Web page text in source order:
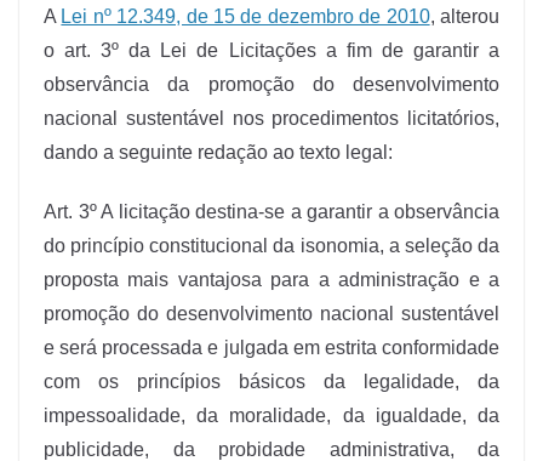
A Lei nº 12.349, de 15 de dezembro de 2010, alterou
o art. 3º da Lei de Licitações a fim de garantir a
observância da promoção do desenvolvimento
nacional sustentável nos procedimentos licitatórios,
dando a seguinte redação ao texto legal:
Art. 3º A licitação destina-se a garantir a observância
do princípio constitucional da isonomia, a seleção da
proposta mais vantajosa para a administração e a
promoção do desenvolvimento nacional sustentável
e será processada e julgada em estrita conformidade
com os princípios básicos da legalidade, da
impessoalidade, da moralidade, da igualdade, da
publicidade, da probidade administrativa, da